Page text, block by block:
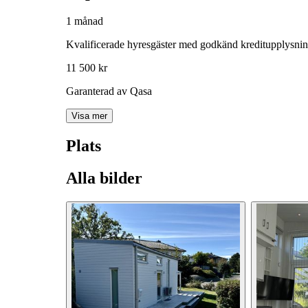
1 månad
Kvalificerade hyresgäster med godkänd
11 500 kr
Garanterad av Qasa
Visa mer
Plats
Alla bilder